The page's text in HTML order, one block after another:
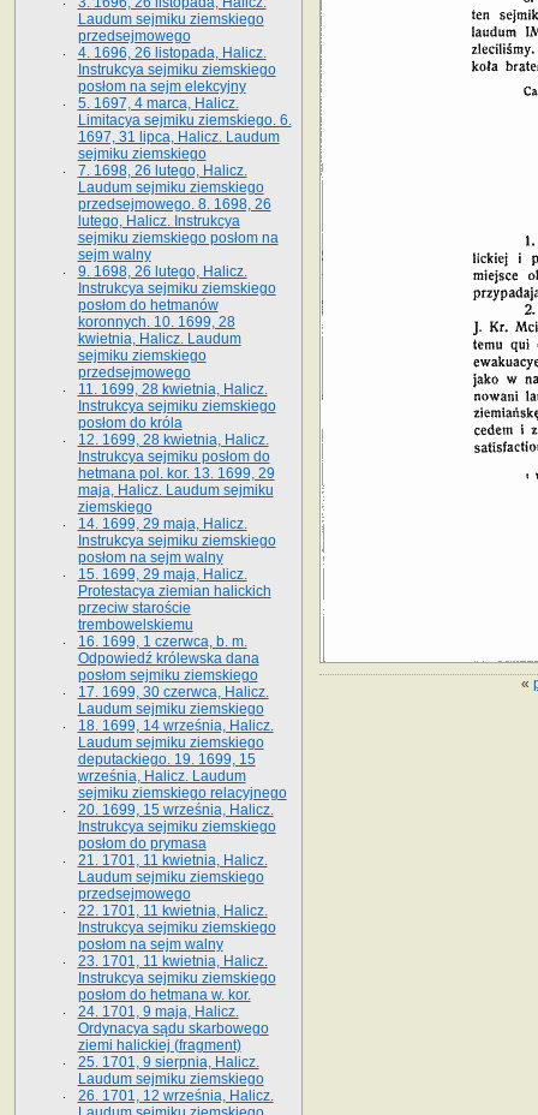
«
Laudum sejmiku ziemskiego
przedsejmowego
4. 1696, 26 listopada, Halicz.
Instrukcya sejmiku ziemskiego
posłom na sejm elekcyjny
5. 1697, 4 marca, Halicz.
Limitacya sejmiku ziemskiego. 6.
1697, 31 lipca, Halicz. Laudum
sejmiku ziemskiego
7. 1698, 26 lutego, Halicz.
Laudum sejmiku ziemskiego
przedsejmowego. 8. 1698, 26
lutego, Halicz. Instrukcya
sejmiku ziemskiego posłom na
sejm walny
9. 1698, 26 lutego, Halicz.
Instrukcya sejmiku ziemskiego
posłom do hetmanów
koronnych. 10. 1699, 28
kwietnia, Halicz. Laudum
sejmiku ziemskiego
przedsejmowego
11. 1699, 28 kwietnia, Halicz.
Instrukcya sejmiku ziemskiego
posłom do króla
12. 1699, 28 kwietnia, Halicz.
Instrukcya sejmiku posłom do
hetmana pol. kor. 13. 1699, 29
maja, Halicz. Laudum sejmiku
ziemskiego
14. 1699, 29 maja, Halicz.
Instrukcya sejmiku ziemskiego
posłom na sejm walny
15. 1699, 29 maja, Halicz.
Protestacya ziemian halickich
przeciw staroście
trembowelskiemu
16. 1699, 1 czerwca, b. m.
Odpowiedź królewska dana
posłom sejmiku ziemskiego
17. 1699, 30 czerwca, Halicz.
Laudum sejmiku ziemskiego
18. 1699, 14 września, Halicz.
Laudum sejmiku ziemskiego
deputackiego. 19. 1699, 15
września, Halicz. Laudum
sejmiku ziemskiego relacyjnego
20. 1699, 15 września, Halicz.
Instrukcya sejmiku ziemskiego
posłom do prymasa
21. 1701, 11 kwietnia, Halicz.
Laudum sejmiku ziemskiego
przedsejmowego
22. 1701, 11 kwietnia, Halicz.
Instrukcya sejmiku ziemskiego
posłom na sejm walny
23. 1701, 11 kwietnia, Halicz.
Instrukcya sejmiku ziemskiego
posłom do hetmana w. kor.
24. 1701, 9 maja, Halicz.
Ordynacya sądu skarbowego
ziemi halickiej (fragment)
25. 1701, 9 sierpnia, Halicz.
Laudum sejmiku ziemskiego
26. 1701, 12 września, Halicz.